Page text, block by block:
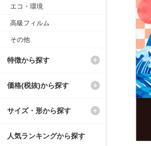
エコ・環境
高級フィルム
その他
特徴から探す
価格(税抜)から探す
サイズ・形から探す
人気ランキングから探す